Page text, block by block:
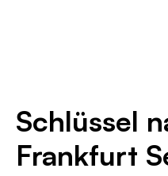
Schlüssel
Frankfurt